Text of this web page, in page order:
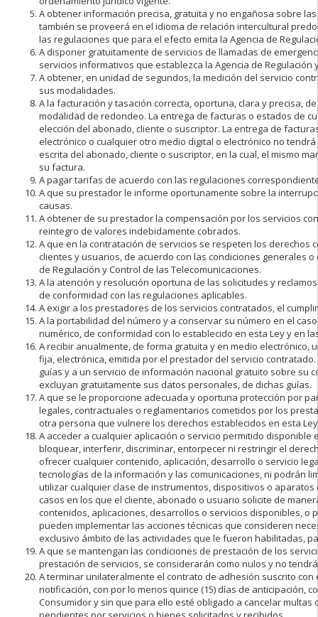
A obtener información precisa, gratuita y no engañosa sobre
también se proveerá en el idioma de relación intercultural
las regulaciones que para el efecto emita la Agencia de
A disponer gratuitamente de servicios de llamadas de
servicios informativos que establezca la Agencia de Regulación
A obtener, en unidad de segundos, la medición del servicio
sus modalidades.
A la facturación y tasación correcta, oportuna, clara y precisa,
modalidad de redondeo. La entrega de facturas o estados de
elección del abonado, cliente o suscriptor. La entrega de
electrónico o cualquier otro medio digital o electrónico no
escrita del abonado, cliente o suscriptor, en la cual, el mismo
su factura.
A pagar tarifas de acuerdo con las regulaciones
A que su prestador le informe oportunamente sobre la
causas.
A obtener de su prestador la compensación por los servicios
reintegro de valores indebidamente cobrados.
A que en la contratación de servicios se respeten los
clientes y usuarios, de acuerdo con las condiciones generales
de Regulación y Control de las Telecomunicaciones.
A la atención y resolución oportuna de las solicitudes y
de conformidad con las regulaciones aplicables.
A exigir a los prestadores de los servicios contratados, el
A la portabilidad del número y a conservar su número en el
numérico, de conformidad con lo establecido en esta Ley y en
A recibir anualmente, de forma gratuita y en medio
fija, electrónica, emitida por el prestador del servicio
guías y a un servicio de información nacional gratuito sobre su
excluyan gratuitamente sus datos personales, de dichas guías.
A que se le proporcione adecuada y oportuna protección por
legales, contractuales o reglamentarios cometidos por los
otra persona que vulnere los derechos establecidos en esta
A acceder a cualquier aplicación o servicio permitido
bloquear, interferir, discriminar, entorpecer ni restringir el
ofrecer cualquier contenido, aplicación, desarrollo o servicio
tecnologías de la información y las comunicaciones, ni podrán
utilizar cualquier clase de instrumentos, dispositivos o
casos en los que el cliente, abonado o usuario solicite de
contenidos, aplicaciones, desarrollos o servicios disponibles,
pueden implementar las acciones técnicas que consideren
exclusivo ámbito de las actividades que le fueron habilitadas,
A que se mantengan las condiciones de prestación de los
prestación de servicios, se considerarán como nulos y no
A terminar unilateralmente el contrato de adhesión suscrito
notificación, con por lo menos quince (15) días de anticipación,
Consumidor y sin que para ello esté obligado a cancelar